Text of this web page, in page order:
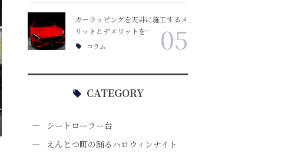
カーラッピングを天井に施工するメ
リットとデメリットを…
コラム 05
CATEGORY
シートローラー台
えんとつ町の踊るハロウィンナイト